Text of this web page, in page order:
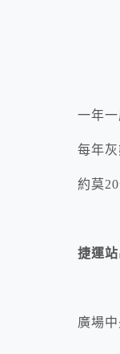
一年
每年
約莫
捷運站
廣場